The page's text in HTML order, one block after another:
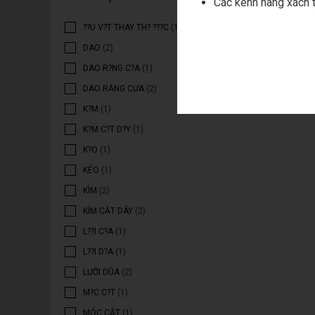
??U V?T THAY TH? ???C (1)
DAO (2)
DAO R?NG C?A (1)
DAO RĂNG CƯA (2)
K?M (1)
K?M C?T D?Y (1)
K?O (1)
KÉO (1)
KÌM (2)
KÌM CẮT DÂY (2)
L??I C?A (1)
L??I D?A (1)
LƯỠI DŨA (2)
M?C C?T (1)
MÓC CẮT (1)